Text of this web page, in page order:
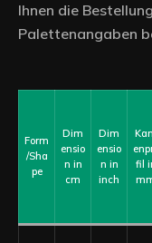
Ihnen die
Palettenangaben
Form
/Sha
pe
Dim
ensio
n in
cm
Dim
ensio
n in
inch
fil